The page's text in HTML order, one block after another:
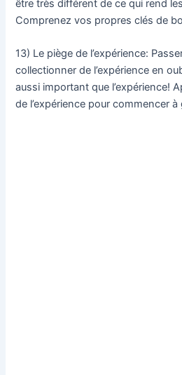
être très différent de ce qui rend
Comprenez vos propres clés de
13) Le piège de l’expérience:
collectionner de l’expérience en
aussi important que l’expérience!
de l’expérience pour commencer à